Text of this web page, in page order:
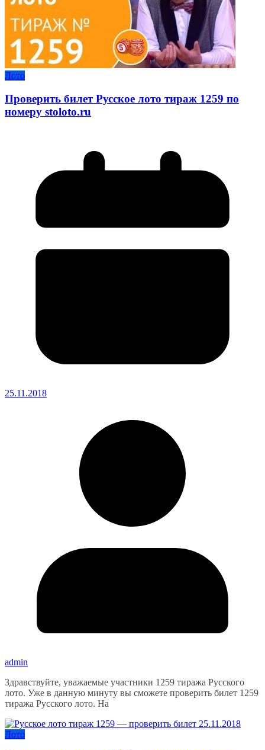
Лото
Проверить билет Русское лото тираж 1259 по
номеру stoloto.ru
25.11.2018
admin
Здравствуйте, уважаемые участники 1259 тиража Русского
лото. Уже в данную минуту вы сможете проверить билет 1259
тиража Русского лото. На
Лото